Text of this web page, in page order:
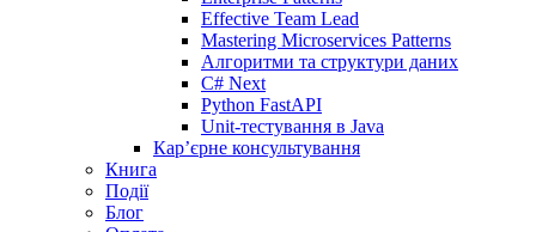
Effective Team Lead
Mastering Microservices Patterns
Алгоритми та структури даних
C# Next
Python FastAPI
Unit-тестування в Java
Кар’єрне консультування
Книга
Події
Блог